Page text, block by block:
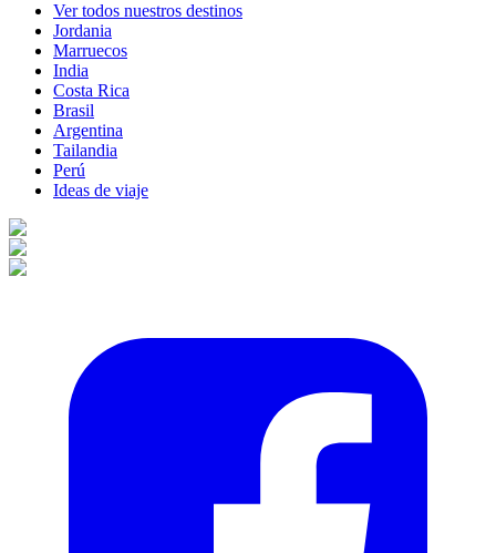
Ver todos nuestros destinos
Jordania
Marruecos
India
Costa Rica
Brasil
Argentina
Tailandia
Perú
Ideas de viaje